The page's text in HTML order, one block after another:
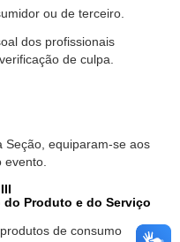
ou de terceiro.
dos profissionais
de culpa.
Seção, equiparam-se aos
Produto e do Serviço
de consumo